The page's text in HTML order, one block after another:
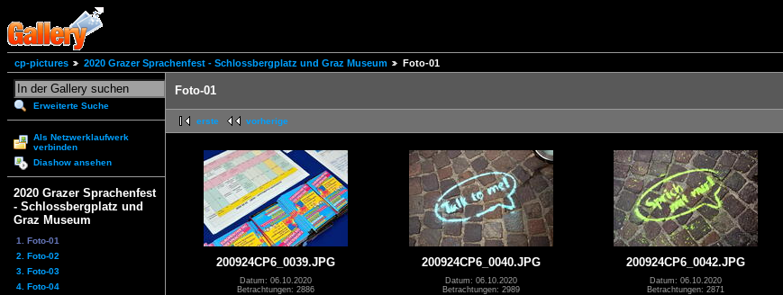
cp-pictures 2020 Grazer Sprachenfest - Schlossbergplatz und Graz Museum Foto-01
Erweiterte Suche
Als Netzwerklaufwerk
verbinden
Diashow ansehen
2020 Grazer Sprachenfest
- Schlossbergplatz und
Graz Museum
1. Foto-01
2. Foto-02
3. Foto-03
4. Foto-04
Foto-01
erste vorherige
200924CP6_0039.JPG
Datum: 06.10.2020
Betrachtungen: 2886
200924CP6_0040.JPG
Datum: 06.10.2020
Betrachtungen: 2989
200924CP6_0042.JPG
Datum: 06.10.2020
Betrachtungen: 2871